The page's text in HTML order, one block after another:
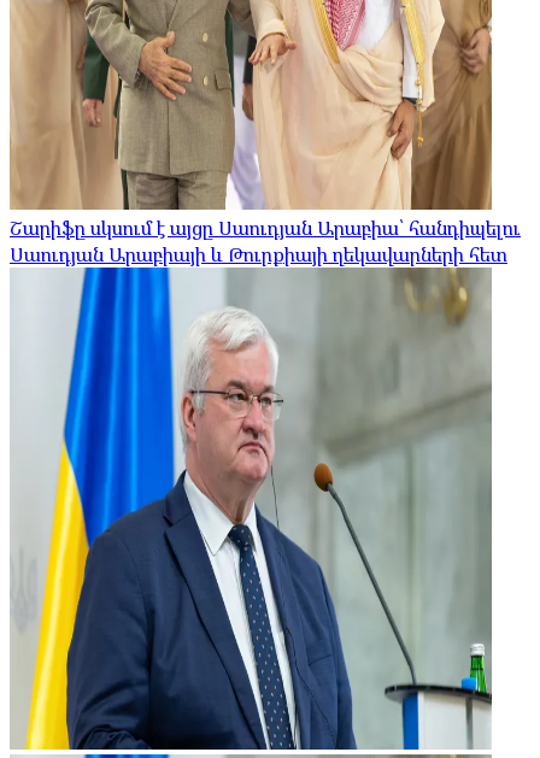
Շարիֆը սկսում է այցը Սաուդյան Արաբիա՝ հանդիպելու
Սաուդյան Արաբիայի և Թուրքիայի ղեկավարների հետ